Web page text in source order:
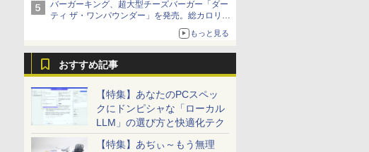
バーガーキング、超大型チーズバーガー「ダー
ティ ザ・ワンパウンダー」を発売。総カロリー
もっと見る
おすすめ記事
【特集】あなたのPCスペッ
クにドンピシャな「ローカル
LLM」の選び方と快適化テク
【特集】あぢぃ～もう無理